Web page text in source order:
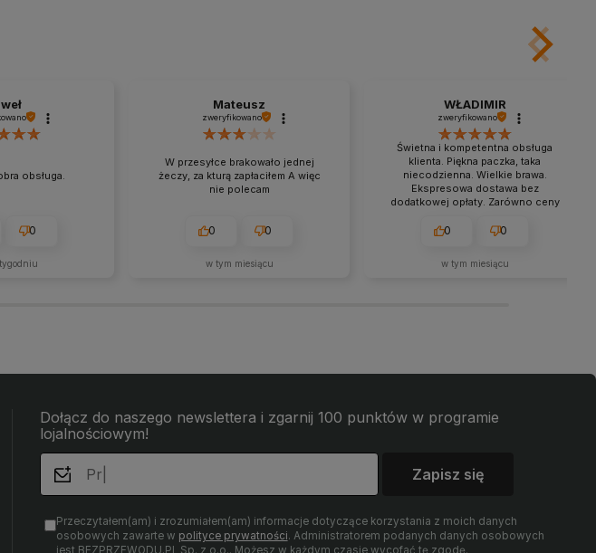
obsługa.
0
Mateusz
zweryfikowano
W przesyłce brakowało jednej
żeczy, za kturą zapłaciłem A więc
nie polecam
0 0
w tym miesiącu
WŁADIMIR
zweryfikowano
Świetna i kompetentna obsługa
klienta. Piękna paczka, taka
niecodzienna. Wielkie brawa.
Ekspresowa dostawa bez
dodatkowej opłaty. Zarówno ceny
0 0
w tym miesiącu
Dołącz do naszego newslettera i zgarnij 100 punktów w programie
lojalnościowym!
Zapisz się
Przeczytałem(am) i zrozumiałem(am) informacje dotyczące korzystania z moich danych
osobowych zawarte w polityce prywatności. Administratorem podanych danych osobowych
jest BEZPRZEWODU.PL Sp. z o.o.. Możesz w każdym czasie wycofać tę zgodę.